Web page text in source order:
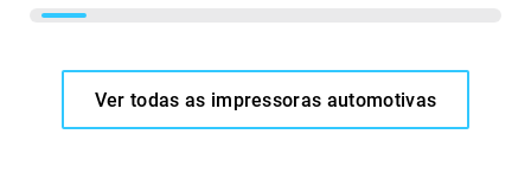
Ver todas as impressoras automotivas